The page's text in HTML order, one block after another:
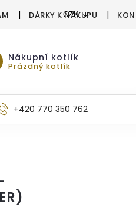
DÁRKY K NÁKUPU
CZK
Nákupní kotlík
Prázdný kotlík
+420 770 350 762